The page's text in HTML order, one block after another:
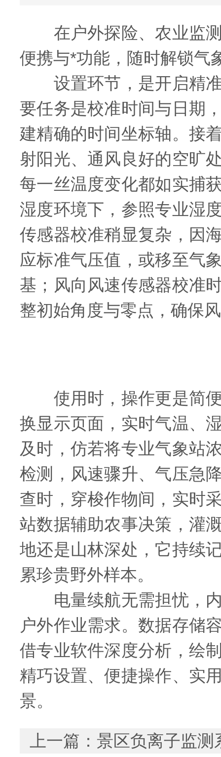
在户外探险、农业监测
便携与*功能，随时解锁气
设置环节，是开启精准
要任务是校准时间与日期
建精确的时间坐标轴。接
射阳光、通风良好的空旷
每一丝温度变化都如实捕
湿度环境下，参照专业湿
传感器校准稍显复杂，因
应标准气压值，或移至气
基；风向风速传感器校准
整初始角度与零点，确保
使用时，操作更是简便
换显示页面，实时气温、
及时，仿若将专业气象站
检测，风速骤升、气压急
查时，穿梭作物间，实时
站数据辅助农事决策，灌
地还是山林深处，它持续
累珍贵野外样本。
电量续航无需担忧，内
户外作业需求。数据存储
借专业软件深度分析，绘
精巧设置、便捷操作、实
景。
上一篇： 景区负离子监测